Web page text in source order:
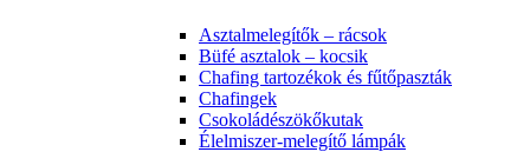
Asztalmelegítők – rácsok
Büfé asztalok – kocsik
Chafing tartozékok és fűtőpaszták
Chafingek
Csokoládészökőkutak
Élelmiszer-melegítő lámpák